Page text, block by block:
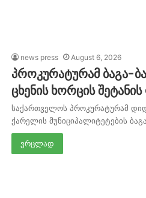
news press August 6, 2026
პროკურატურამ ბაგა-
ცხენის ხორცის
საქართველოს პროკურატურამ
ქარელის მუნიციპალიტეტების
ვრცლად